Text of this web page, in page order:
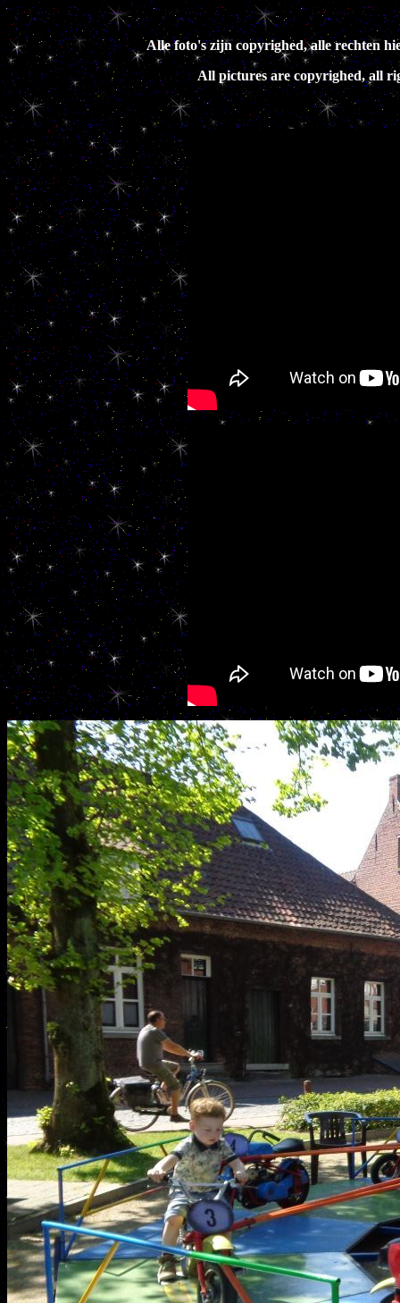
Alle foto's zijn copyrighed, alle rechten
All pictures are copyrighed, all